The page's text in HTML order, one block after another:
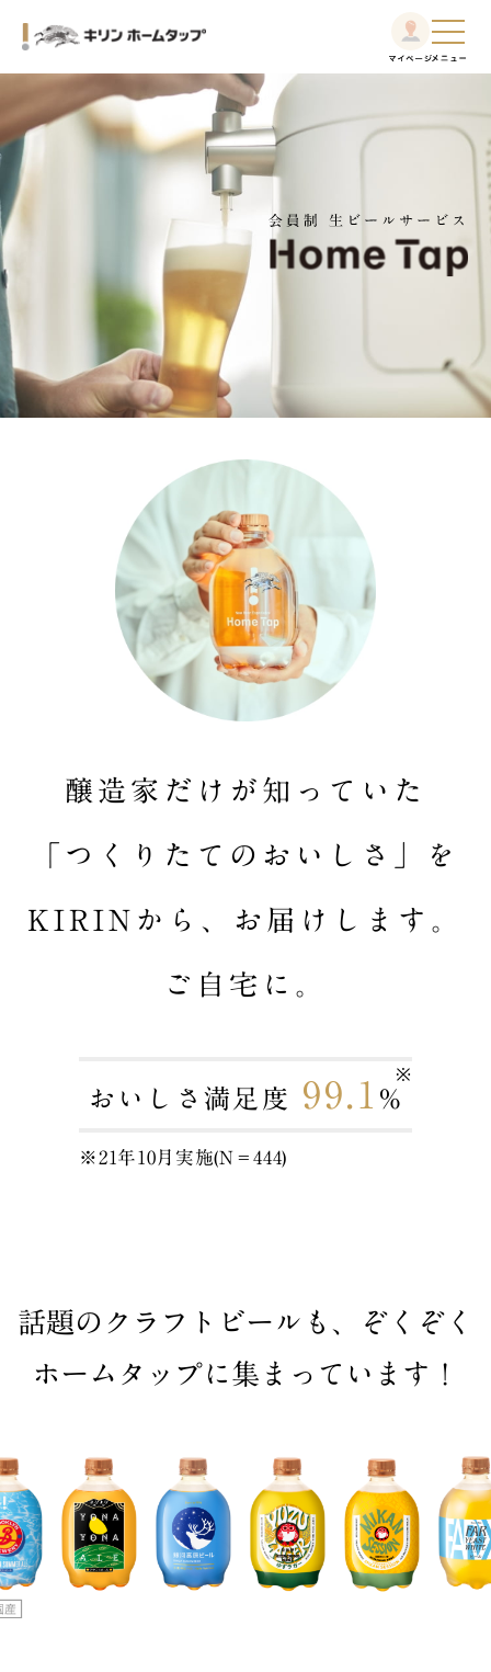
醸造家だけが知っていた
「つくりたてのおいしさ」を
KIRINから、お届けします。
ご自宅に。
おいしさ満足度 99.1 %
※21年10月実施(N＝444)
話題のクラフトビールも、ぞくぞく
ホームタップに集まっています！